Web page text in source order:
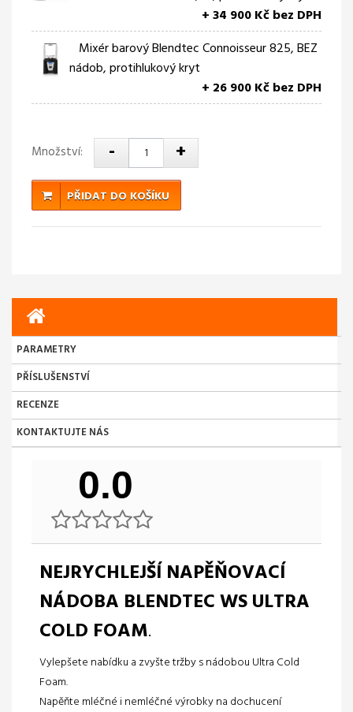
+ 34 900 Kč bez DPH
Mixér barový Blendtec Connoisseur 825, BEZ
nádob, protihlukový kryt
+ 26 900 Kč bez DPH
Množství: - +
PŘIDAT DO KOŠÍKU
PARAMETRY
PŘÍSLUŠENSTVÍ
RECENZE
KONTAKTUJTE NÁS
0.0
NEJRYCHLEJŠÍ NAPĚŇOVACÍ
NÁDOBA BLENDTEC WS ULTRA
COLD FOAM.
Vylepšete nabídku a zvyšte tržby s nádobou Ultra Cold
Foam.
Napěňte mléčné i nemléčné výrobky na dochucení